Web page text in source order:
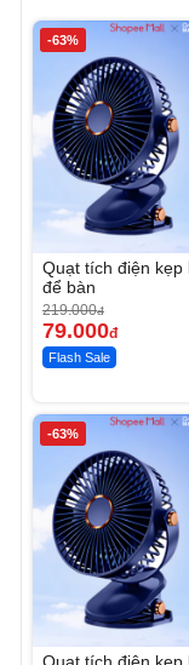
-63%
Quạt tích điện kẹp
để bàn
219.000đ
79.000đ
Flash Sale
-63%